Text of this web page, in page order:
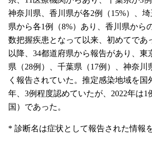
神奈川県、香川県が各2例（15%）、
県から各1例（8%）あり、香川県から
数把握疾患となって以来、初めてであ
以降、34都道府県から報告があり、東
県（28例）、千葉県（17例）、神奈川
く報告されていた。推定感染地域を国
年、3例程度認めていたが、2022年は1
国）であった。
* 診断名は症状として報告された情報